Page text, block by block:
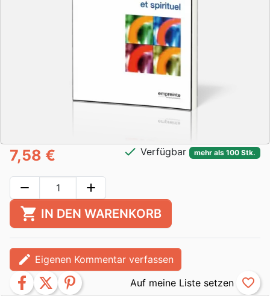
7,58 € check Verfügbar mehr als 100 Stk.
remove add
shopping_cart IN DEN WARENKORB
edit Eigenen Kommentar verfassen
facebook twitter pinterest favorite_border